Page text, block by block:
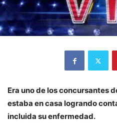
Era uno de los concursantes
estaba en casa logrando
incluida su enfermedad.